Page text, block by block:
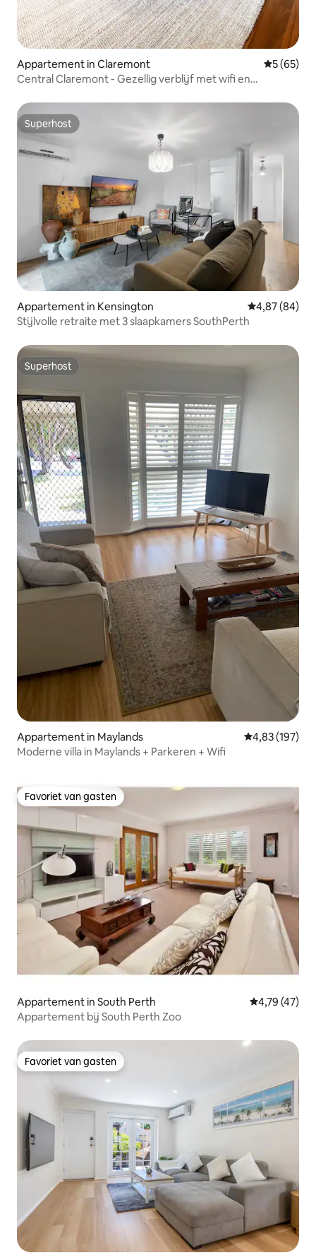
Appartement in Claremont
5 (65)
Central Claremont - Gezellig verblijf met wifi en
Superhost
Superhost
Appartement in Kensington Gemiddelde
4,87 (84)
Stijlvolle retraite met 3 slaapkamers SouthPerth
Superhost
Superhost
Appartement in Maylands Gemiddelde
4,83 (197)
Moderne villa in Maylands + Parkeren + Wifi
Favoriet van gasten
Favoriet van gasten
Appartement in South Perth Gemiddelde
4,79 (47)
Appartement bij South Perth Zoo
Favoriet van gasten
Favoriet van gasten